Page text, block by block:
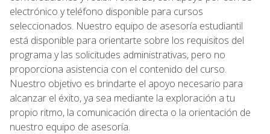
electrónico y teléfono disponible para cursos
seleccionados. Nuestro equipo de asesoría estudiantil
está disponible para orientarte sobre los requisitos del
programa y las solicitudes administrativas, pero no
proporciona asistencia con el contenido del curso.
Nuestro objetivo es brindarte el apoyo necesario para
alcanzar el éxito, ya sea mediante la exploración a tu
propio ritmo, la comunicación directa o la orientación de
nuestro equipo de asesoría.